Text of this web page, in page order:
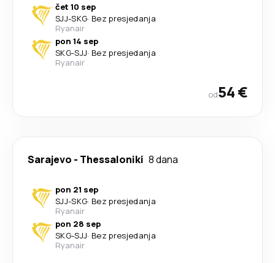
čet 10 sep
SJJ-SKG· Bez presjedanja
Ryanair
pon 14 sep
SKG-SJJ· Bez presjedanja
Ryanair
od54 €
Sarajevo - Thessaloniki 8 dana
pon 21 sep
SJJ-SKG· Bez presjedanja
Ryanair
pon 28 sep
SKG-SJJ· Bez presjedanja
Ryanair